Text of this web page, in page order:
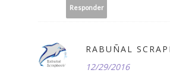
Responder
RABUÑAL
12/29/2016